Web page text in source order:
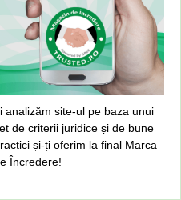
analizăm site-ul pe baza unui
de criterii juridice și de bune
și-ți oferim la final Marca
Încredere!
art.72 C.pen.
76
lipsa
regim de